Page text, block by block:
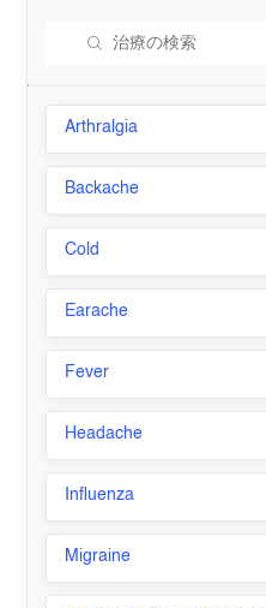
Arthralgia
Backache
Cold
Earache
Fever
Headache
Influenza
Migraine